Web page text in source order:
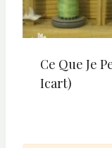
Ce Que Je
Icart)